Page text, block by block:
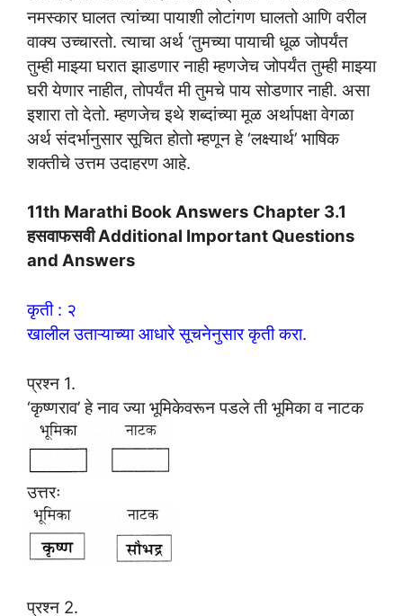
नमस्कार घालत त्यांच्या पायाशी लोटांगण घालतो आणि वरील
वाक्य उच्चारतो. त्याचा अर्थ ‘तुमच्या पायाची धूळ जोपर्यंत
तुम्ही माझ्या घरात झाडणार नाही म्हणजेच जोपर्यंत तुम्ही माझ्या
घरी येणार नाहीत, तोपर्यंत मी तुमचे पाय सोडणार नाही. असा
इशारा तो देतो. म्हणजेच इथे शब्दांच्या मूळ अर्थापक्षा वेगळा
अर्थ संदर्भानुसार सूचित होतो म्हणून हे ‘लक्ष्यार्थ’ भाषिक
शक्तीचे उत्तम उदाहरण आहे.
11th Marathi Book Answers Chapter 3.1
हसवाफसवी Additional Important Questions
and Answers
कृती : २
खालील उताऱ्याच्या आधारे सूचनेनुसार कृती करा.
प्रश्न 1.
‘कृष्णराव’ हे नाव ज्या भूमिकेवरून पडले ती भूमिका व नाटक
उत्तरः
प्रश्न 2.